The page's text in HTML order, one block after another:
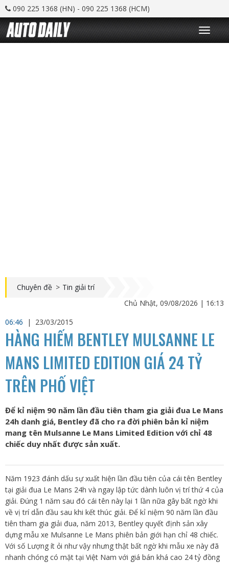
090 225 1368 (HN) - 090 225 1368 (HCM)
T
o
g
Chuyên đề > Tin giải trí
Chủ Nhật, 09/08/2026 | 16:13
06:46
| 23/03/2015
HÀNG HIẾM BENTLEY MULSANNE LE
MANS LIMITED EDITION GIÁ 24 TỶ
TRÊN PHỐ VIỆT
Để kỉ niệm 90 năm lần đầu tiên tham gia giải đua Le Mans
24h danh giá, Bentley đã cho ra đời phiên bản kỉ niệm
mang tên Mulsanne Le Mans Limited Edition với chỉ 48
chiếc duy nhất được sản xuất.
Năm 1923 đánh dấu sự xuất hiện lần đầu tiên của cái tên Bentley
tại giải đua Le Mans 24h và ngay lập tức dành luôn vị trí thứ 4 của
giải. Đúng 1 năm sau đó cái tên này lại 1 lần nữa gây bất ngờ khi
về vị trí dẫn đầu sau khi kết thúc giải. Để kỉ niệm 90 năm lần đầu
tiên tham gia giải đua, năm 2013, Bentley quyết định sản xây
dựng mẫu xe Mulsanne Le Mans phiên bản giới hạn chỉ 48 chiếc.
Với số Lượng ít ỏi như vậy nhưng thật bất ngờ khi mẫu xe này đã
nhanh chóng có mặt tại Việt Nam với giá bán khá cao 24 tỷ đồng